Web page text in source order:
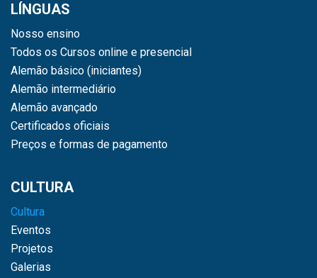
LÍNGUAS
Nosso ensino
Todos os Cursos online e presencial
Alemão básico (iniciantes)
Alemão intermediário
Alemão avançado
Certificados oficiais
Preços e formas de pagamento
CULTURA
Cultura
Eventos
Projetos
Galerias